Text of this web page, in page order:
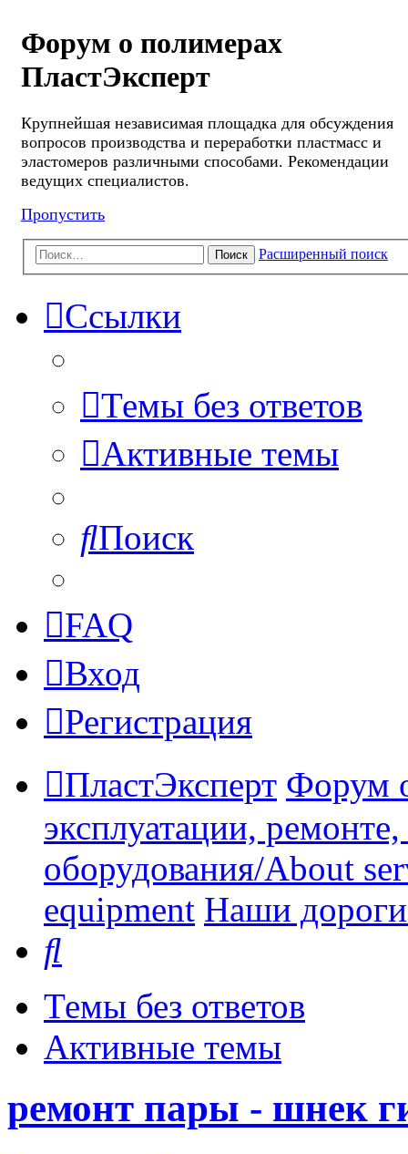
Форум о полимерах
ПластЭксперт
Крупнейшая независимая площадка для обсуждения
вопросов производства и переработки пластмасс и
эластомеров различными способами. Рекомендации
ведущих специалистов.
Пропустить
Поиск Расширенный поиск
Ссылки
Темы без ответов
Активные темы
Поиск
FAQ
Вход
Регистрация
ПластЭксперт Форум
эксплуатации,
оборудования/About
equipment Наши
Темы без ответов
Активные темы
ремонт пары - шнек